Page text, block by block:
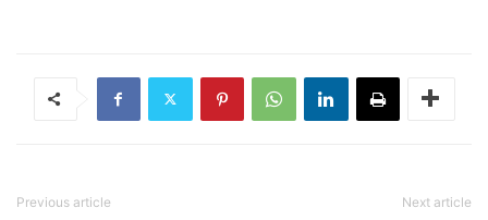
Previous article Next article